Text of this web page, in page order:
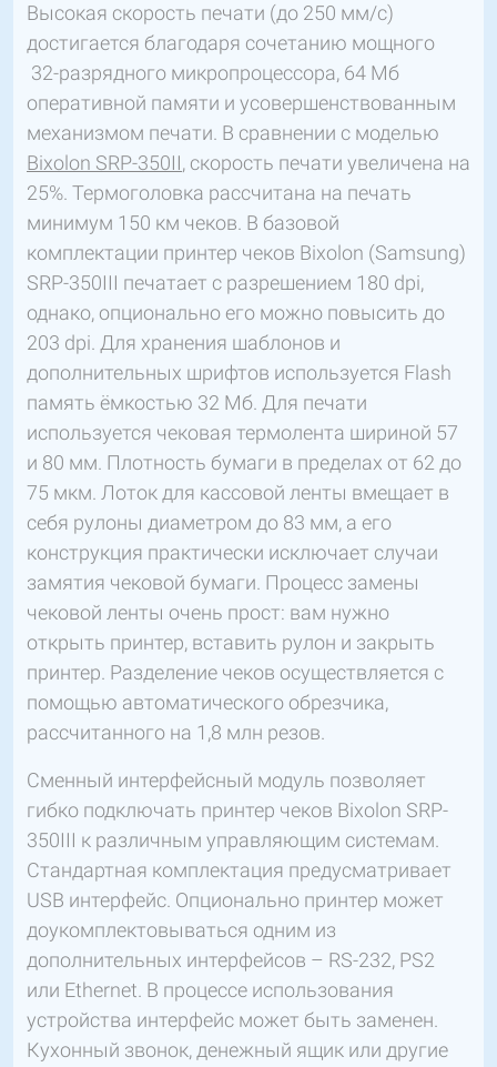
Высокая скорость печати (до 250 мм/с)
достигается благодаря сочетанию мощного
32-разрядного микропроцессора, 64 Мб
оперативной памяти и усовершенствованным
механизмом печати. В сравнении с моделью
Bixolon SRP-350II, скорость печати увеличена на
25%. Термоголовка рассчитана на печать
минимум 150 км чеков. В базовой
комплектации принтер чеков Bixolon (Samsung)
SRP-350III печатает с разрешением 180 dpi,
однако, опционально его можно повысить до
203 dpi. Для хранения шаблонов и
дополнительных шрифтов используется Flash
память ёмкостью 32 Мб. Для печати
используется чековая термолента шириной 57
и 80 мм. Плотность бумаги в пределах от 62 до
75 мкм. Лоток для кассовой ленты вмещает в
себя рулоны диаметром до 83 мм, а его
конструкция практически исключает случаи
замятия чековой бумаги. Процесс замены
чековой ленты очень прост: вам нужно
открыть принтер, вставить рулон и закрыть
принтер. Разделение чеков осуществляется с
помощью автоматического обрезчика,
рассчитанного на 1,8 млн резов.
Сменный интерфейсный модуль позволяет
гибко подключать принтер чеков Bixolon SRP-
350III к различным управляющим системам.
Стандартная комплектация предусматривает
USB интерфейс. Опционально принтер может
доукомплектовываться одним из
дополнительных интерфейсов – RS-232, PS2
или Ethernet. В процессе использования
устройства интерфейс может быть заменен.
Кухонный звонок, денежный ящик или другие